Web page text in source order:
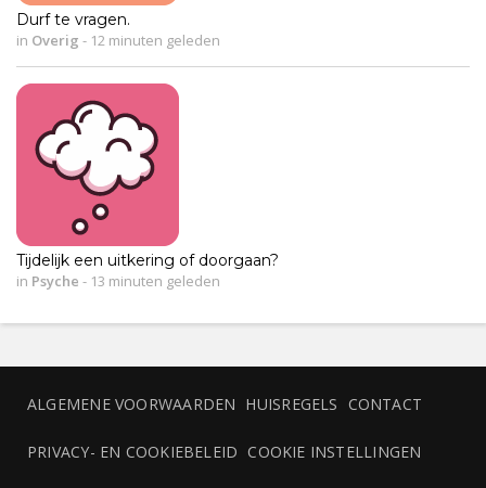
Durf te vragen.
in Overig - 12 minuten geleden
Tijdelijk een uitkering of doorgaan?
in Psyche - 13 minuten geleden
ALGEMENE VOORWAARDEN HUISREGELS CONTACT
PRIVACY- EN COOKIEBELEID COOKIE INSTELLINGEN